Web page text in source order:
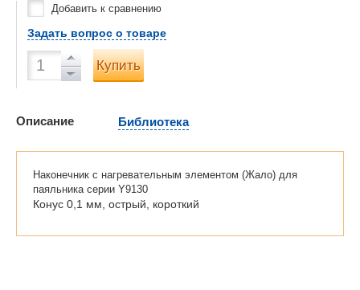
Добавить к сравнению
Задать вопрос о товаре
Купить
Описание Библиотека
Наконечник с нагревательным элементом (Жало) для
паяльника серии Y9130
Конус 0,1 мм, острый, короткий